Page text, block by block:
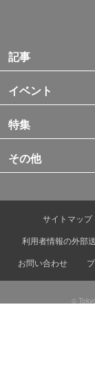
記事
イベント
特集
その他
サイトマップ
利用者情報の外部
お問い合わせ
©